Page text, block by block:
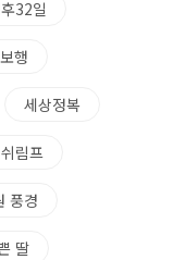
32일
행
세상정복
림프
풍경
딸